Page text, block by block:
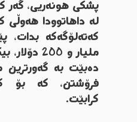
پشکی هونەریی، گەر
لە داهاتوودا هەوڵی
کەتەلۆگەکە بدات،
ملیار و 200
دەبێت بە گەورترین
فرۆشتن، کە بۆ
کرابێت.